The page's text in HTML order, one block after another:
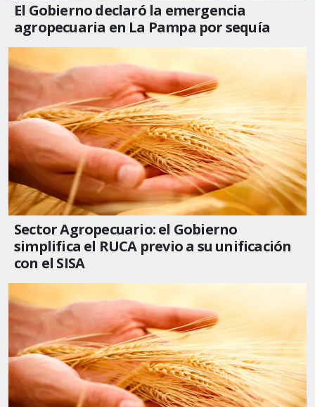
El Gobierno declaró la emergencia
agropecuaria en La Pampa por sequía
Sector Agropecuario: el Gobierno
simplifica el RUCA previo a su unificación
con el SISA